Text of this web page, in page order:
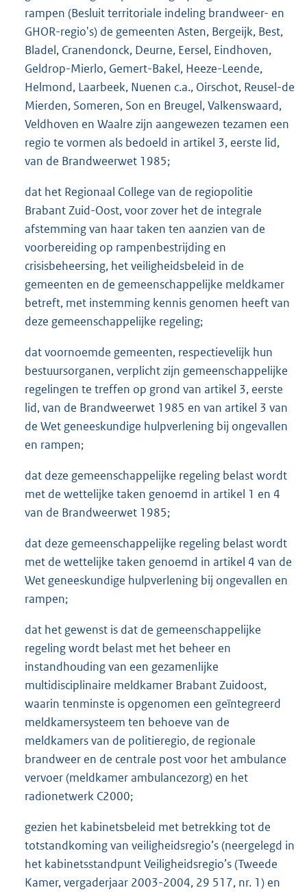
rampen (Besluit territoriale indeling brandweer- en
GHOR-regio's) de gemeenten Asten, Bergeijk, Best,
Bladel, Cranendonck, Deurne, Eersel, Eindhoven,
Geldrop-Mierlo, Gemert-Bakel, Heeze-Leende,
Helmond, Laarbeek, Nuenen c.a., Oirschot, Reusel-de
Mierden, Someren, Son en Breugel, Valkenswaard,
Veldhoven en Waalre zijn aangewezen tezamen een
regio te vormen als bedoeld in artikel 3, eerste lid,
van de Brandweerwet 1985;
dat het Regionaal College van de regiopolitie
Brabant Zuid-Oost, voor zover het de integrale
afstemming van haar taken ten aanzien van de
voorbereiding op rampenbestrijding en
crisisbeheersing, het veiligheidsbeleid in de
gemeenten en de gemeenschappelijke meldkamer
betreft, met instemming kennis genomen heeft van
deze gemeenschappelijke regeling;
dat voornoemde gemeenten, respectievelijk hun
bestuursorganen, verplicht zijn gemeenschappelijke
regelingen te treffen op grond van artikel 3, eerste
lid, van de Brandweerwet 1985 en van artikel 3 van
de Wet geneeskundige hulpverlening bij ongevallen
en rampen;
dat deze gemeenschappelijke regeling belast wordt
met de wettelijke taken genoemd in artikel 1 en 4
van de Brandweerwet 1985;
dat deze gemeenschappelijke regeling belast wordt
met de wettelijke taken genoemd in artikel 4 van de
Wet geneeskundige hulpverlening bij ongevallen en
rampen;
dat het gewenst is dat de gemeenschappelijke
regeling wordt belast met het beheer en
instandhouding van een gezamenlijke
multidisciplinaire meldkamer Brabant Zuidoost,
waarin tenminste is opgenomen een geïntegreerd
meldkamersysteem ten behoeve van de
meldkamers van de politieregio, de regionale
brandweer en de centrale post voor het ambulance
vervoer (meldkamer ambulancezorg) en het
radionetwerk C2000;
gezien het kabinetsbeleid met betrekking tot de
totstandkoming van veiligheidsregio’s (neergelegd in
het kabinetsstandpunt Veiligheidsregio’s (Tweede
Kamer, vergaderjaar 2003-2004, 29 517, nr. 1) en